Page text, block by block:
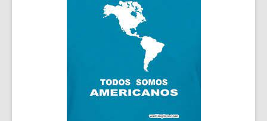
years
old
information
may
be